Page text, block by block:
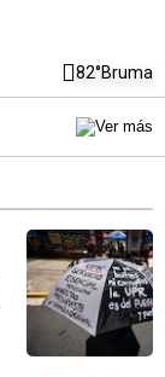
82°Bruma